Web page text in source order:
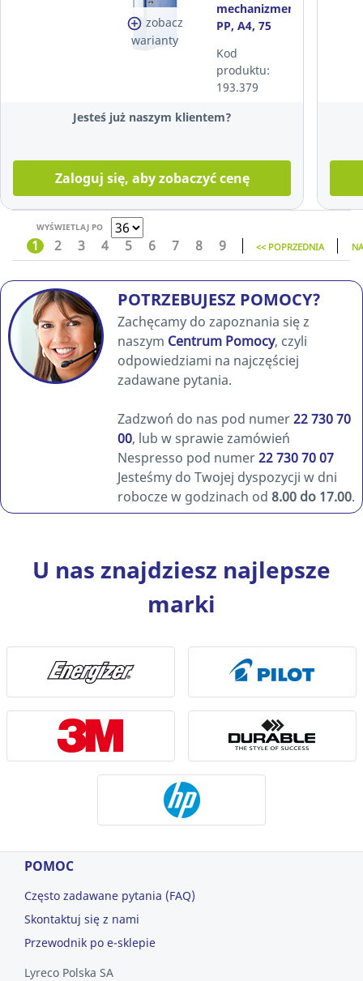
zobacz
warianty
mechanizmem,
PP, A4, 75
niebieski
Kod
produktu:
193.379
Jesteś już naszym klientem?
Zaloguj się, aby zobaczyć cenę
WYŚWIETLAJ PO
1 2 3 4 5 6 7 8 9 << POPRZEDNIA
POTRZEBUJESZ POMOCY?
Zachęcamy do zapoznania się z
naszym Centrum Pomocy, czyli
odpowiedziami na najczęściej
zadawane pytania.
Zadzwoń do nas pod numer22 730 70
00, lub w sprawie zamówień
Nespresso pod numer22 730 70 07
Jesteśmy do Twojej dyspozycji w dni
robocze w godzinach od 8.00 do 17.00.
U nas znajdziesz najlepsze
marki
POMOC
Często zadawane pytania (FAQ)
Skontaktuj się z nami
Przewodnik po e-sklepie
Lyreco Polska SA